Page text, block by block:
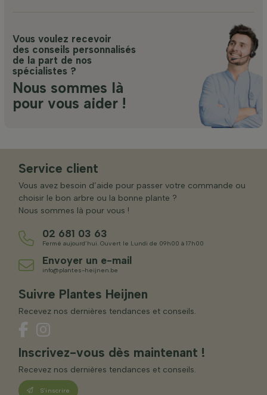
Vous voulez recevoir
des conseils personnalisés
de la part de nos
spécialistes ?
Nous sommes là
pour vous aider !
Service client
Vous avez besoin d’aide pour passer votre commande ou
choisir le bon arbre ou la bonne plante ?
Nous sommes là pour vous !
02 681 03 63
Fermé aujourd’hui. Ouvert le Lundi de 09h00 à 17h00
Envoyer un e-mail
info@plantes-heijnen.be
Suivre Plantes Heijnen
Recevez nos dernières tendances et conseils.
Inscrivez-vous dès maintenant !
Recevez nos dernières tendances et conseils.
S’inscrire